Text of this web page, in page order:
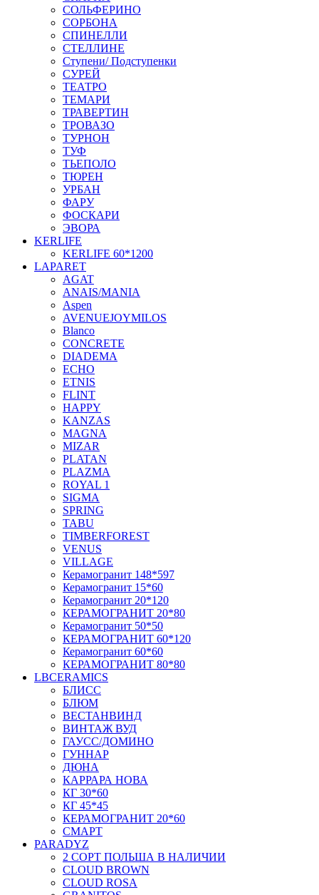
СОЛЬФЕРИНО
СОРБОНА
СПИНЕЛЛИ
СТЕЛЛИНЕ
Ступени/ Подступенки
СУРЕЙ
ТЕАТРО
ТЕМАРИ
ТРАВЕРТИН
ТРОВАЗО
ТУРНОН
ТУФ
ТЬЕПОЛО
ТЮРЕН
УРБАН
ФАРУ
ФОСКАРИ
ЭВОРА
KERLIFE
KERLIFE 60*1200
LAPARET
AGAT
ANAIS/MANIA
Aspen
AVENUEJOYMILOS
Blanco
CONCRETE
DIADEMA
ECHO
ETNIS
FLINT
HAPPY
KANZAS
MAGNA
MIZAR
PLATAN
PLAZMA
ROYAL 1
SIGMA
SPRING
TABU
TIMBERFOREST
VENUS
VILLAGE
Керамогранит 148*597
Керамогранит 15*60
Керамогранит 20*120
КЕРАМОГРАНИТ 20*80
Керамогранит 50*50
КЕРАМОГРАНИТ 60*120
Керамогранит 60*60
КЕРАМОГРАНИТ 80*80
LBCERAMICS
БЛИСС
БЛЮМ
ВЕСТАНВИНД
ВИНТАЖ ВУД
ГАУСС/ДОМИНО
ГУННАР
ДЮНА
КАРРАРА НОВА
КГ 30*60
КГ 45*45
КЕРАМОГРАНИТ 20*60
СМАРТ
PARADYZ
2 СОРТ ПОЛЬША В НАЛИЧИИ
CLOUD BROWN
CLOUD ROSA